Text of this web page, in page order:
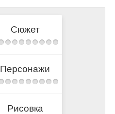
Сюжет
Персонажи
Рисовка